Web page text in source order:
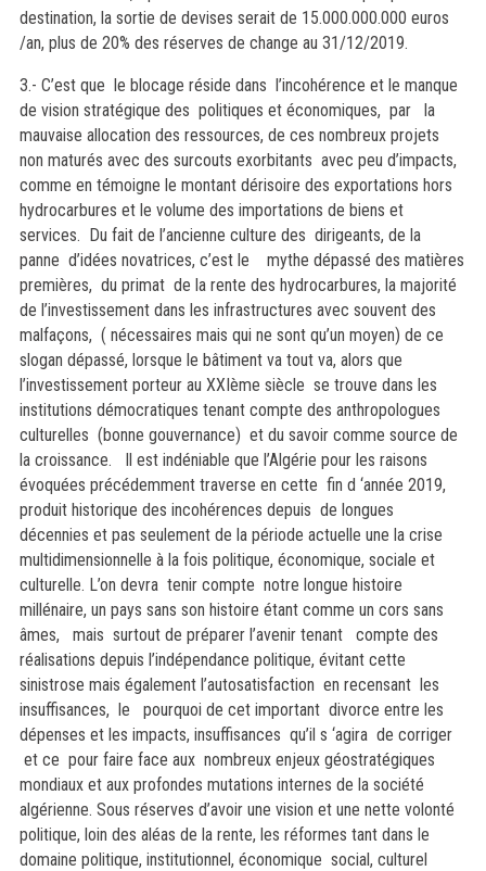
destination, la sortie de devises serait de 15.000.000.000 euros
/an, plus de 20% des réserves de change au 31/12/2019.
3.- C’est que le blocage réside dans l’incohérence et le manque
de vision stratégique des politiques et économiques, par la
mauvaise allocation des ressources, de ces nombreux projets
non maturés avec des surcouts exorbitants avec peu d’impacts,
comme en témoigne le montant dérisoire des exportations hors
hydrocarbures et le volume des importations de biens et
services. Du fait de l’ancienne culture des dirigeants, de la
panne d’idées novatrices, c’est le mythe dépassé des matières
premières, du primat de la rente des hydrocarbures, la majorité
de l’investissement dans les infrastructures avec souvent des
malfaçons, ( nécessaires mais qui ne sont qu’un moyen) de ce
slogan dépassé, lorsque le bâtiment va tout va, alors que
l’investissement porteur au XXIème siècle se trouve dans les
institutions démocratiques tenant compte des anthropologues
culturelles (bonne gouvernance) et du savoir comme source de
la croissance. Il est indéniable que l’Algérie pour les raisons
évoquées précédemment traverse en cette fin d ‘année 2019,
produit historique des incohérences depuis de longues
décennies et pas seulement de la période actuelle une la crise
multidimensionnelle à la fois politique, économique, sociale et
culturelle. L’on devra tenir compte notre longue histoire
millénaire, un pays sans son histoire étant comme un cors sans
âmes, mais surtout de préparer l’avenir tenant compte des
réalisations depuis l’indépendance politique, évitant cette
sinistrose mais également l’autosatisfaction en recensant les
insuffisances, le pourquoi de cet important divorce entre les
dépenses et les impacts, insuffisances qu’il s ‘agira de corriger
et ce pour faire face aux nombreux enjeux géostratégiques
mondiaux et aux profondes mutations internes de la société
algérienne. Sous réserves d’avoir une vision et une nette volonté
politique, loin des aléas de la rente, les réformes tant dans le
domaine politique, institutionnel, économique social, culturel